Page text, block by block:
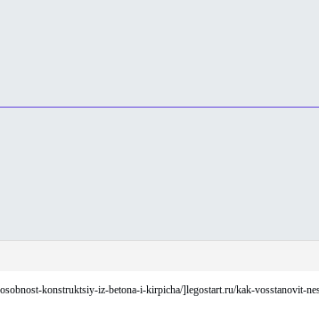
konstruktsiy-iz-betona-i-kirpicha/]legostart.ru/kak-vosstanovit-